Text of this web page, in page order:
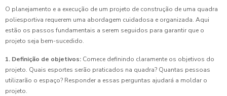
O planejamento e a execução de um projeto de construção de uma quadra
poliesportiva requerem uma abordagem cuidadosa e organizada. Aqui
estão os passos fundamentais a serem seguidos para garantir que o
projeto seja bem-sucedido.
1. Definição de objetivos: Comece definindo claramente os objetivos do
projeto. Quais esportes serão praticados na quadra? Quantas pessoas
utilizarão o espaço? Responder a essas perguntas ajudará a moldar o
projeto.